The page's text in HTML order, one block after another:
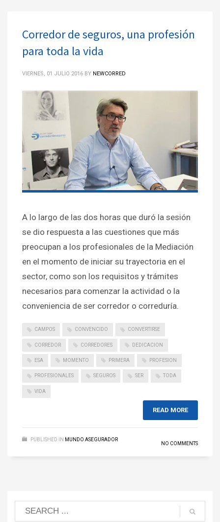
Corredor de seguros, una profesión
para toda la vida
VIERNES, 01 JULIO 2016 BY NEWCORRED
A lo largo de las dos horas que duró la sesión
se dio respuesta a las cuestiones que más
preocupan a los profesionales de la Mediación
en el momento de iniciar su trayectoria en el
sector, como son los requisitos y trámites
necesarios para comenzar la actividad o la
conveniencia de ser corredor o correduría.
CAMPOS CONVENCIDO CONVERTIRSE
CORREDOR CORREDORES DEDICACION
ESA MOMENTO PRIMERA PROFESION
PROFESIONALES SEGUROS SER TODA
VIDA
READ MORE
PUBLISHED IN MUNDO ASEGURADOR
NO COMMENTS